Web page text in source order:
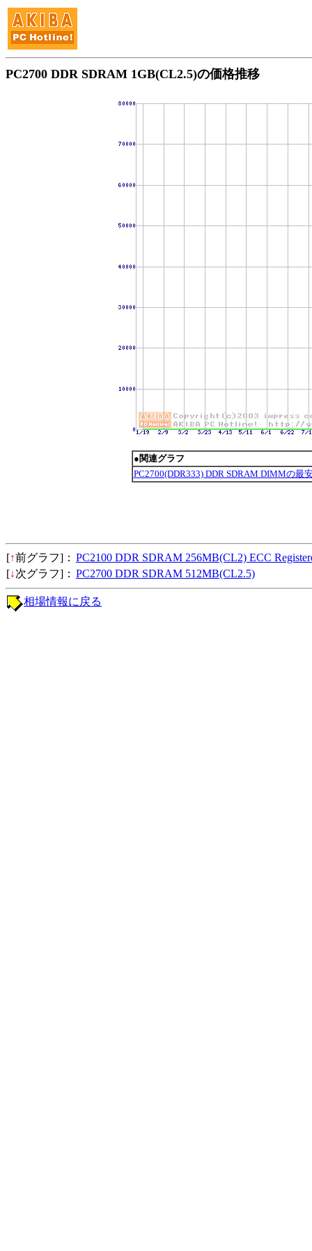
PC2700 DDR SDRAM 1GB(CL2.5)の価格推移
●関連グラフ
PC2700(DDR333) DDR SDRAM DIMMの最
[↑前グラフ]： PC2100 DDR SDRAM 256MB(CL2) ECC
[↓次グラフ]： PC2700 DDR SDRAM 512MB(CL2.5)
相場情報に戻る